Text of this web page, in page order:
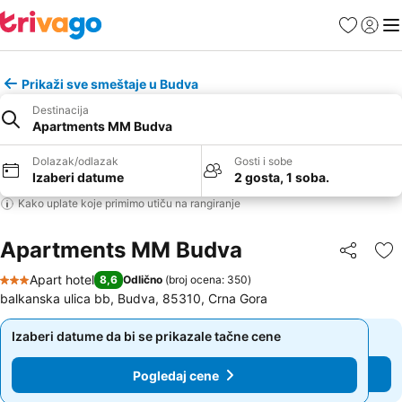
FavoritiPrijavi
Prikaži sve smeštaje u Budva
Destinacija
Apartments MM Budva
Dolazak/odlazak
Izaberi datume
Gosti i sobe
2 gosta, 1 soba.
Kako uplate koje primimo utiču na rangiranje
Apartments MM Budva Deli
3 Zvezdice
Apart hotel 8,6 Odlično (broj ocena: 350)
balkanska ulica bb, Budva, 85310, Crna Gora
Izaberi datume da bi se prikazale tačne cene
Pogledaj cene
Izaberi datume da bi se prikazale tačne cene
Pogledaj cene